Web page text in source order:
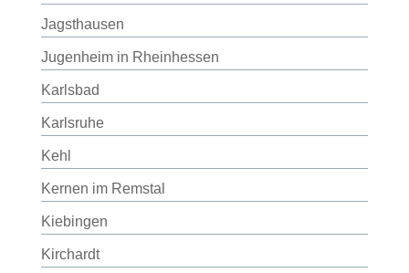
Jagsthausen
Jugenheim in Rheinhessen
Karlsbad
Karlsruhe
Kehl
Kernen im Remstal
Kiebingen
Kirchardt